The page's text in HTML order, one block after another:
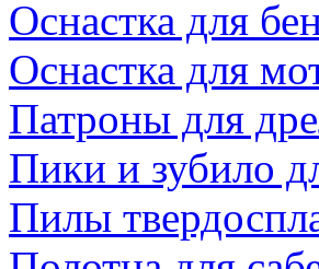
Оснастка для
Оснастка для
Патроны для
Пики и зубило
Пилы